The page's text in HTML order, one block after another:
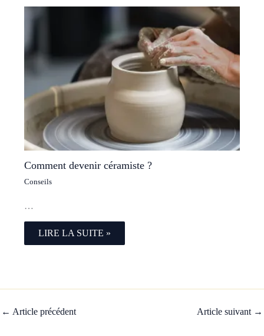
Comment devenir céramiste ?
Conseils
…
LIRE LA SUITE »
← Article précédent Article suivant →